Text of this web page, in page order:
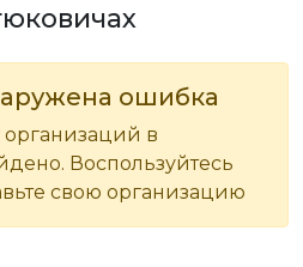
ошибка
в
Воспользуйтесь
свою организацию